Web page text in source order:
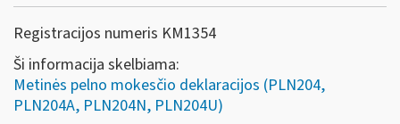
Registracijos numeris KM1354
Ši informacija skelbiama:
Metinės pelno mokesčio deklaracijos (PLN204,
PLN204A, PLN204N, PLN204U)